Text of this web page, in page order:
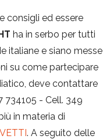
consigli ed essere
ha in serbo per tutti
italiane e siano messe
su come partecipare
deve contattare
734105 - Cell. 349
in materia di
. A seguito delle